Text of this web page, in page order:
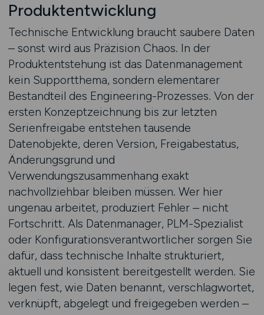
Produktentwicklung
Technische Entwicklung braucht saubere Daten
– sonst wird aus Präzision Chaos. In der
Produktentstehung ist das Datenmanagement
kein Supportthema, sondern elementarer
Bestandteil des Engineering-Prozesses. Von der
ersten Konzeptzeichnung bis zur letzten
Serienfreigabe entstehen tausende
Datenobjekte, deren Version, Freigabestatus,
Änderungsgrund und
Verwendungszusammenhang exakt
nachvollziehbar bleiben müssen. Wer hier
ungenau arbeitet, produziert Fehler – nicht
Fortschritt. Als Datenmanager, PLM-Spezialist
oder Konfigurationsverantwortlicher sorgen Sie
dafür, dass technische Inhalte strukturiert,
aktuell und konsistent bereitgestellt werden. Sie
legen fest, wie Daten benannt, verschlagwortet,
verknüpft, abgelegt und freigegeben werden –